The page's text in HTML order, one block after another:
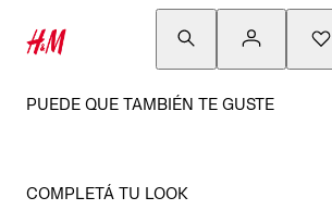
PUEDE QUE TAMBIÉN TE GUSTE
COMPLETÁ TU LOOK